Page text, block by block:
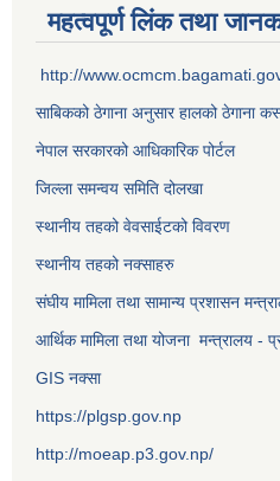
महत्वपूर्ण लिंक तथा
http://
साबिकको ठेगाना अनुसार हालको ठेगाना
नेपाल सरकारको आधिकारिक पोर्टल
जिल्ला समन्वय समिति दोलखा
स्थानीय तहको वेवसाईटको विवरण
स्थानीय तहको नक्साहरु
संघीय मामिला तथा सामान्य प्रशासन
आर्थिक मामिला तथा योजना मन्त्रालय -
GIS नक्सा
https://plgsp.gov.np
http://moeap.p3.gov.np/